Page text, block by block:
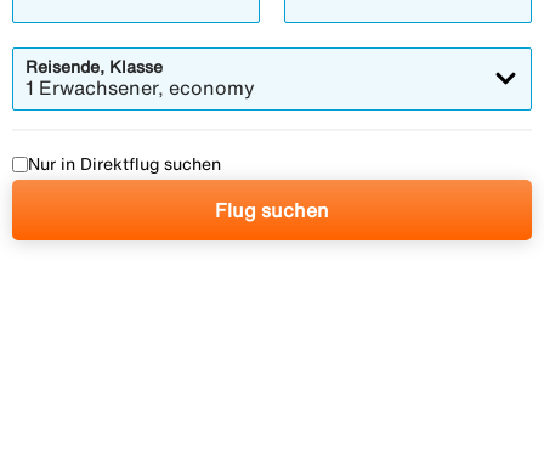
Reisende, Klasse
1 Erwachsener, economy
Nur in Direktflug suchen
Flug suchen